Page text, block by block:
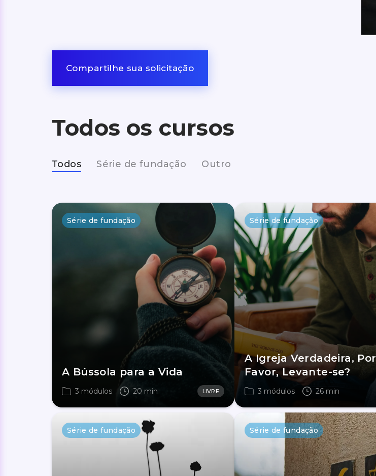
Compartilhe sua solicitação
Todos os cursos
Todos Série de fundação Outro
Série de fundação
A Bússola para a Vida
3 módulos 20 min LIVRE
Série de fundação
A Igreja Verdadeira, Por
Favor, Levante-se?
3 módulos 26 min
Série de fundação Série de fundação